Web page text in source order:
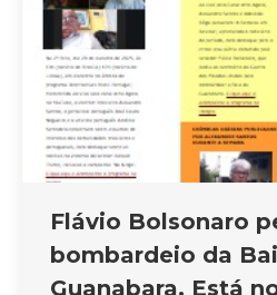
Flávio Bolsonaro
bombardeio da
Guanabara. Está